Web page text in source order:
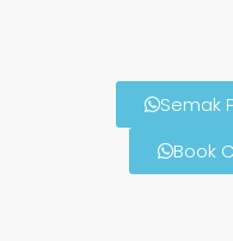
Semak
Book